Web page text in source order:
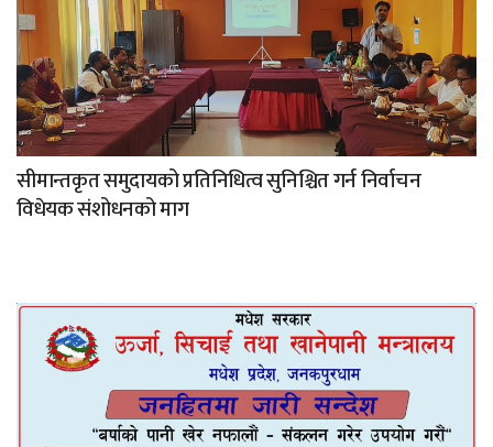
सीमान्तकृत समुदायको प्रतिनिधित्व सुनिश्चित गर्न निर्वाचन
विधेयक संशोधनको माग